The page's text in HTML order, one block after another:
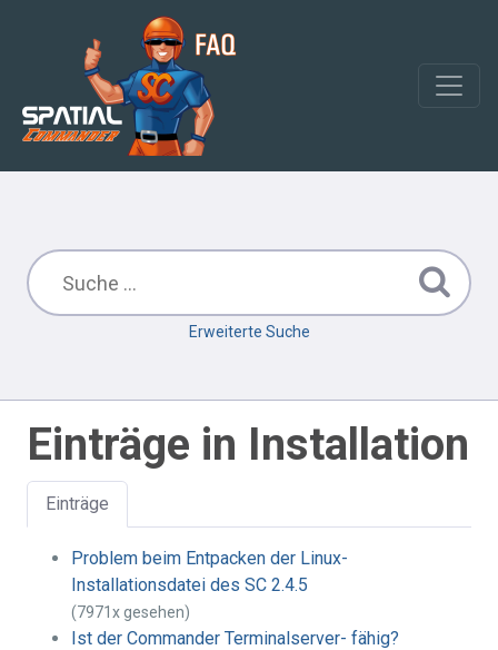
Erweiterte Suche
Einträge in Installation
Einträge
Problem beim Entpacken der Linux-
Installationsdatei des SC 2.4.5
(7971x gesehen)
Ist der Commander Terminalserver- fähig?